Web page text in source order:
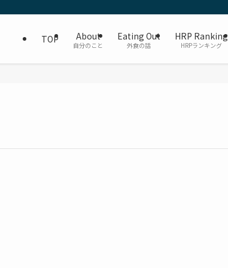
TOP About
自分のこと
Eating Out
外食の話
HRP Ranking
HRPランキング